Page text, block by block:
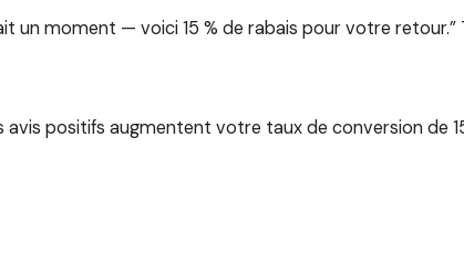
un moment — voici 15 % de rabais pour votre retour.”
positifs augmentent votre taux de conversion de